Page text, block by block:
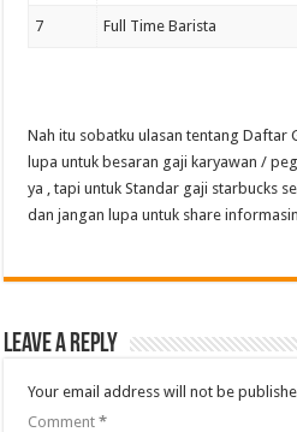
7 Full Time Barista
Nah itu sobatku ulasan tentang Daftar
lupa untuk besaran gaji karyawan /
ya , tapi untuk Standar gaji starbucks
dan jangan lupa untuk share
Leave a Reply
Your email address will not be
Comment *